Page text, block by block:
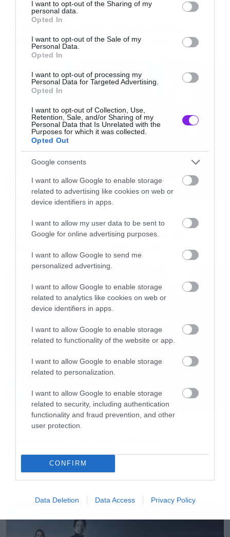
not limited to your visit or usage behaviour. You may click to
grant or deny consent to Google and its third-party tags to
use your data for below specified purposes in below Google
consent section.
I want to opt-out of the Sharing of my
personal data.
Opted In
I want to opt-out of the Sale of my
Personal Data.
Opted In
I want to opt-out of processing my
Personal Data for Targeted Advertising.
Opted In
I want to opt-out of Collection, Use,
Retention, Sale, and/or Sharing of my
Personal Data that Is Unrelated with the
Purposes for which it was collected.
Opted Out
Google consents
I want to allow Google to enable storage
related to advertising like cookies on web or
device identifiers in apps.
I want to allow my user data to be sent to
Google for online advertising purposes.
I want to allow Google to send me
personalized advertising.
I want to allow Google to enable storage
related to analytics like cookies on web or
device identifiers in apps.
I want to allow Google to enable storage
related to functionality of the website or app.
I want to allow Google to enable storage
related to personalization.
I want to allow Google to enable storage
related to security, including authentication
functionality and fraud prevention, and other
user protection.
CONFIRM
Data Deletion Data Access Privacy Policy
Ποιος ήταν ο μυστήριος χαρακτήρας που
αλλάζουν άμεσα στη σειρά
O Bruce Dickinson τράβηξε από τα μαλλιά
οπαδό
Το πρώτο teaser για την τρίτη σεζόν του
Ακολουθήστε το Roxx στοGoogle Newsγια να
μαθαίνετε πρώτοινέαγια μουσική, σειρές και
ταινίες. Στο instagram μας βρίσκετε
Ο Glenn Hughes αποσύρθηκε
από τις ζωντανές εμφανίσεις
Οι λόγοι της απόλυσης του Sid
Slipknot!